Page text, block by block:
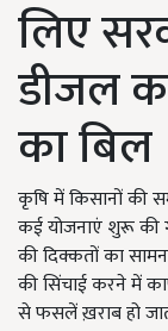
लिए
डीजल
का बिल
कृषि में किसानों की
कई योजनाएं शुरू की
की दिक्कतों का
की सिंचाई करने में
से फसलें ख़राब हो